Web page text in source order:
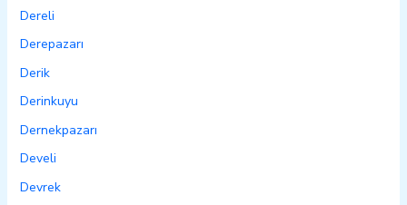
Dereli
Derepazarı
Derik
Derinkuyu
Dernekpazarı
Develi
Devrek